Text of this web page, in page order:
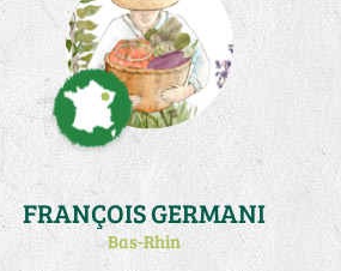
FRANÇOIS GERMANI
Bas-Rhin